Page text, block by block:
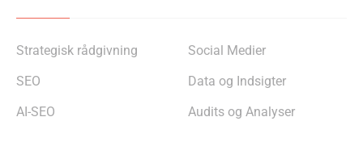
Strategisk rådgivning
SEO
AI-SEO
Social Medier
Data og Indsigter
Audits og Analyser